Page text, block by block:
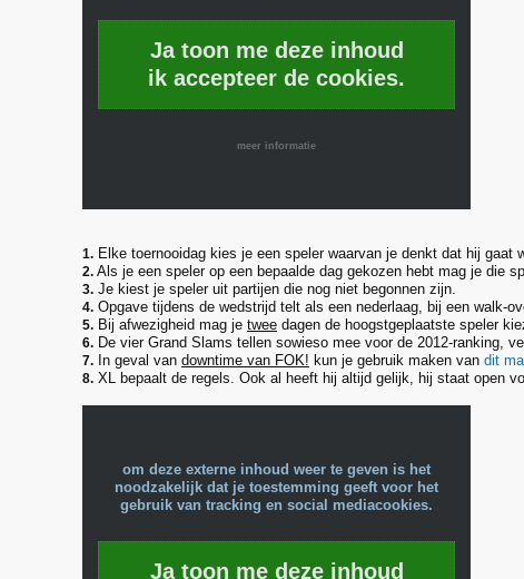
Ja toon me deze inhoud
ik accepteer de cookies.
meer informatie
1. Elke toernooidag kies je een speler waarvan je denkt dat hij gaat
2. Als je een speler op een bepaalde dag gekozen hebt mag je die
3. Je kiest je speler uit partijen die nog niet begonnen zijn.
4. Opgave tijdens de wedstrijd telt als een nederlaag, bij een walk-
5. Bij afwezigheid mag je twee dagen de hoogstgeplaatste speler
6. De vier Grand Slams tellen sowieso mee voor de 2012-ranking,
7. In geval van downtime van FOK! kun je gebruik maken van dit
8. XL bepaalt de regels. Ook al heeft hij altijd gelijk, hij staat open
om deze externe inhoud weer te geven is het
noodzakelijk dat je toestemming geeft voor het
gebruik van tracking en social mediacookies.
Ja toon me deze inhoud